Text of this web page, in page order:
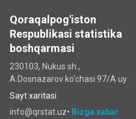
Qoraqalpog'iston
Respublikasi statistika
boshqarmasi
230103, Nukus sh.,
A.Dosnazarov ko‘chаsi 97/A uy
Sayt xaritasi
info@qrstat.uz• Bizga xabar